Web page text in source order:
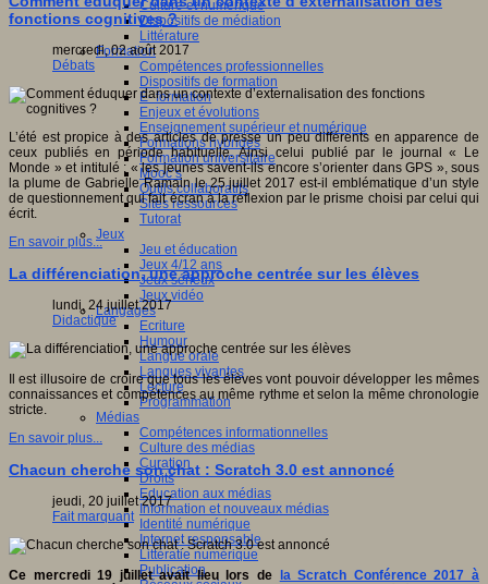
Culture et numérique
Dispositifs de médiation
Littérature
Formation
Compétences professionnelles
Dispositifs de formation
E- formation
Enjeux et évolutions
Enseignement supérieur et numérique
Formations hybrides
Formation universitaire
Mooc’s
Outils collaboratifs
Sites ressources
Tutorat
Jeux
Jeu et éducation
Jeux 4/12 ans
Jeux sérieux
Jeux vidéo
Langages
Ecriture
Humour
Langue orale
Langues vivantes
Lecture
Programmation
Médias
Compétences informationnelles
Culture des médias
Curation
Droits
Education aux médias
Information et nouveaux médias
Identité numérique
Internet responsable
Littératie numérique
Publication
fonctions cognitives ?
mercredi, 02 août 2017
Débats
L’été est propice à des articles de presse un peu différents en apparence de
ceux publiés en période habituelle. Ainsi celui publié par le journal « Le
Monde » et intitulé : « les jeunes savent-ils encore s’orienter dans GPS », sous
la plume de Gabrielle Ramain le 25 juillet 2017 est-il emblématique d’un style
de questionnement qui fait écran à la réflexion par le prisme choisi par celui qui
écrit.
En savoir plus...
La différenciation, une approche centrée sur les élèves
lundi, 24 juillet 2017
Didactique
Il est illusoire de croire que tous les élèves vont pouvoir développer les mêmes
connaissances et compétences au même rythme et selon la même chronologie
stricte.
En savoir plus...
Chacun cherche son chat : Scratch 3.0 est annoncé
jeudi, 20 juillet 2017
Fait marquant
Ce mercredi 19 juillet avait lieu lors de
la Scratch Conférence 2017 à